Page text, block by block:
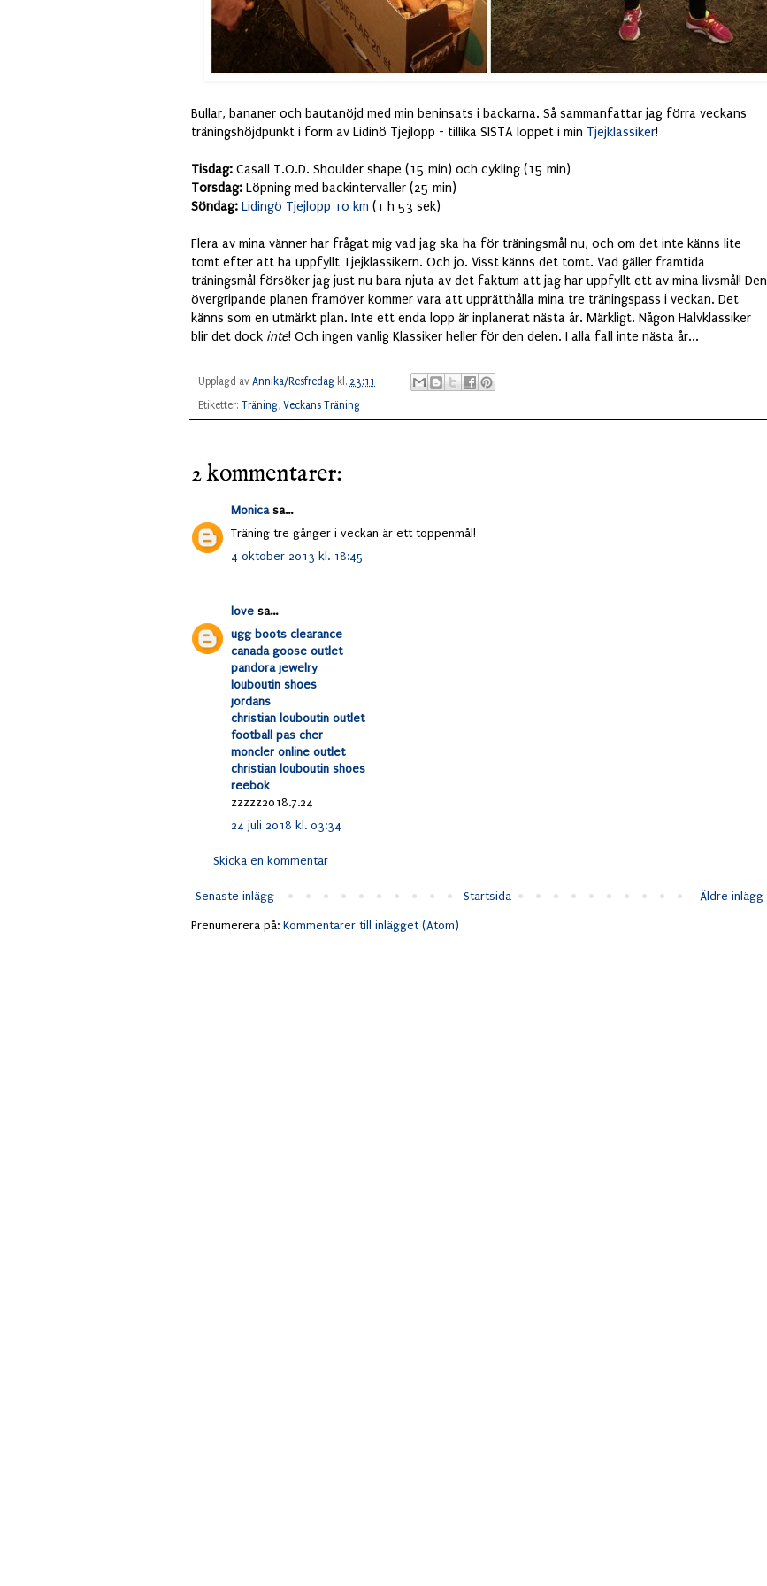
Bullar, bananer och bautanöjd med min beninsats i backarna. Så sammanfattar jag förra veckans
träningshöjdpunkt i form av Lidinö Tjejlopp - tillika SISTA loppet i min Tjejklassiker!
Tisdag: Casall T.O.D. Shoulder shape (15 min) och cykling (15 min)
Torsdag: Löpning med backintervaller (25 min)
Söndag: Lidingö Tjejlopp 10 km (1 h 53 sek)
Flera av mina vänner har frågat mig vad jag ska ha för träningsmål nu, och om det inte känns lite
tomt efter att ha uppfyllt Tjejklassikern. Och jo. Visst känns det tomt. Vad gäller framtida
träningsmål försöker jag just nu bara njuta av det faktum att jag har uppfyllt ett av mina livsmål! Den
övergripande planen framöver kommer vara att upprätthålla mina tre träningspass i veckan. Det
känns som en utmärkt plan. Inte ett enda lopp är inplanerat nästa år. Märkligt. Någon Halvklassiker
blir det dock inte! Och ingen vanlig Klassiker heller för den delen. I alla fall inte nästa år...
Upplagd av Annika/Resfredag kl. 23:11
Etiketter: Träning, Veckans Träning
2 kommentarer:
Monicasa...
Träning tre gånger i veckan är ett toppenmål!
4 oktober 2013 kl. 18:45
love sa...
ugg boots clearance
canada goose outlet
pandora jewelry
louboutin shoes
jordans
christian louboutin outlet
football pas cher
moncler online outlet
christian louboutin shoes
reebok
zzzzz2018.7.24
24 juli 2018 kl. 03:34
Skicka en kommentar
Senaste inlägg Äldre inlägg
Startsida
Prenumerera på: Kommentarer till inlägget (Atom)